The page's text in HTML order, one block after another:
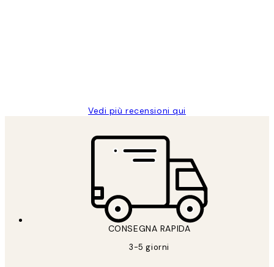
Vedi più recensioni qui
CONSEGNA RAPIDA
3-5 giorni